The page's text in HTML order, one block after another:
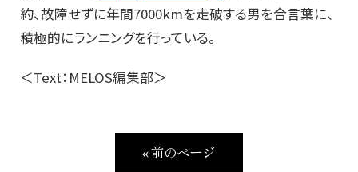
約、故障せずに年間7000kmを走破する男を合言葉に、
積極的にランニングを行っている。
＜Text：MELOS編集部＞
« 前のページ